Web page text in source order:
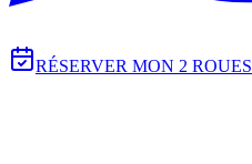
RÉSERVER MON 2 ROUES